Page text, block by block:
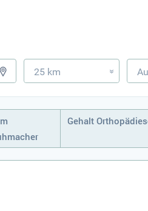
25 km »
Gehalt